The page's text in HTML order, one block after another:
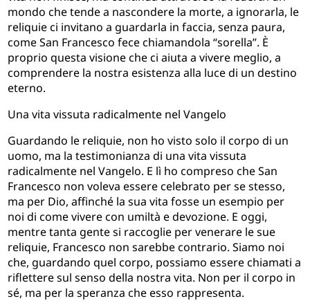
mondo che tende a nascondere la morte, a ignorarla, le
reliquie ci invitano a guardarla in faccia, senza paura,
come San Francesco fece chiamandola “sorella”. È
proprio questa visione che ci aiuta a vivere meglio, a
comprendere la nostra esistenza alla luce di un destino
eterno.
Una vita vissuta radicalmente nel Vangelo
Guardando le reliquie, non ho visto solo il corpo di un
uomo, ma la testimonianza di una vita vissuta
radicalmente nel Vangelo. E lì ho compreso che San
Francesco non voleva essere celebrato per se stesso,
ma per Dio, affinché la sua vita fosse un esempio per
noi di come vivere con umiltà e devozione. E oggi,
mentre tanta gente si raccoglie per venerare le sue
reliquie, Francesco non sarebbe contrario. Siamo noi
che, guardando quel corpo, possiamo essere chiamati a
riflettere sul senso della nostra vita. Non per il corpo in
sé, ma per la speranza che esso rappresenta.